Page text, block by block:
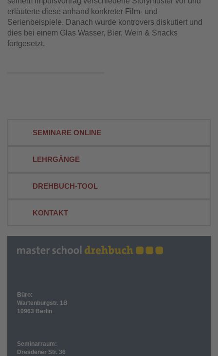
erläuterte diese anhand konkreter Film- und
Serienbeispiele. Danach wurde kontrovers diskutiert und
dies bei einem Glas Wasser, Bier, Wein & Snacks
fortgesetzt.
SEMINARE ONLINE
LEHRGÄNGE
DREHBUCH-TOOL
KONTAKT
Büro:
Wartenburgstr. 1B
10963 Berlin
Seminarraum:
Dresdener Str. 36